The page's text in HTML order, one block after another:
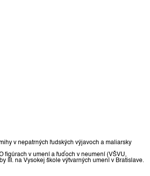
v nepatrných ľudských výjavoch a maliarsky
figúrach v umení a ľuďoch v neumení (VŠVU,
III. na Vysokej škole výtvarných umení v Bratislave.